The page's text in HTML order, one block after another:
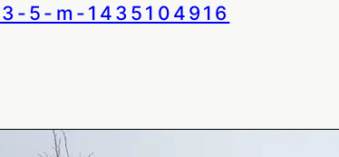
5-m-1435104916